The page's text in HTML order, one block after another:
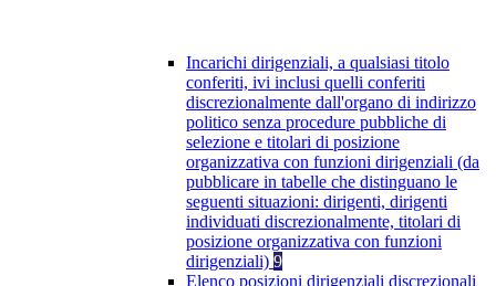
Incarichi dirigenziali, a qualsiasi titolo
conferiti, ivi inclusi quelli conferiti
discrezionalmente dall'organo di indirizzo
politico senza procedure pubbliche di
selezione e titolari di posizione
organizzativa con funzioni dirigenziali (da
pubblicare in tabelle che distinguano le
seguenti situazioni: dirigenti, dirigenti
individuati discrezionalmente, titolari di
posizione organizzativa con funzioni
dirigenziali) 9
Elenco posizioni dirigenziali discrezionali